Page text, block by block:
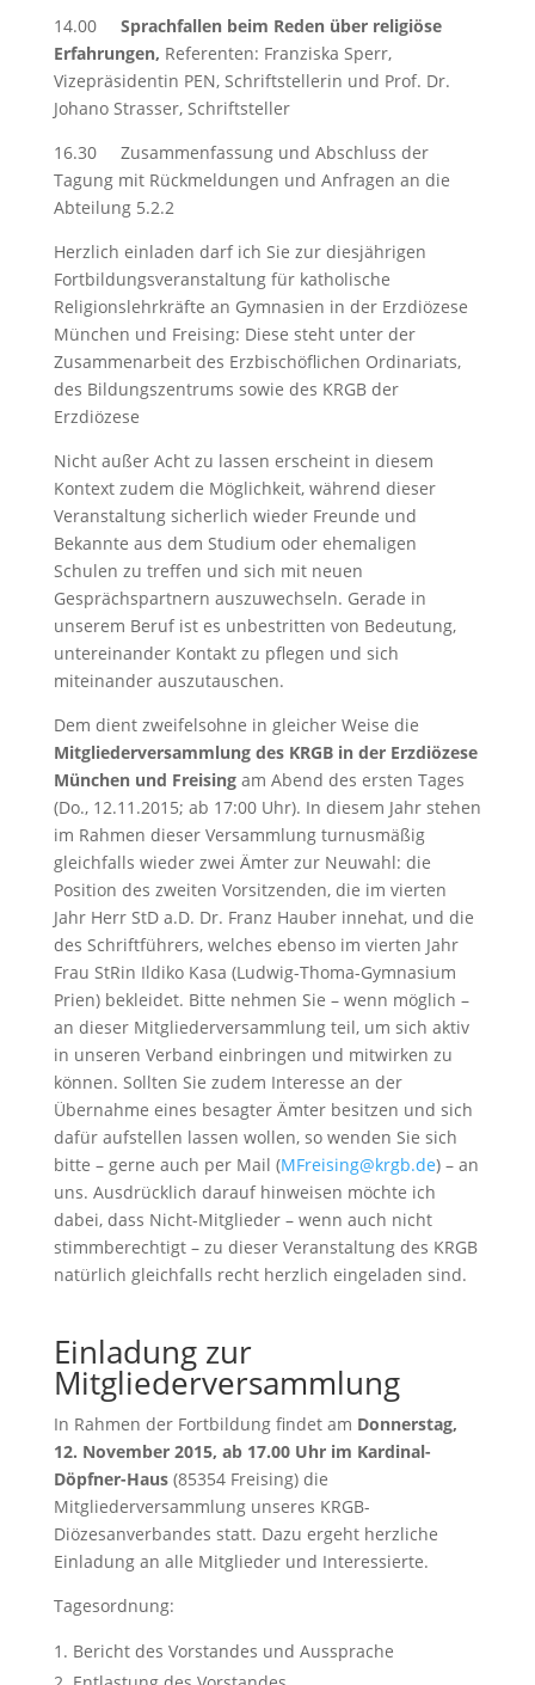
14.00 Sprachfallen beim Reden über religiöse
Erfahrungen, Referenten: Franziska Sperr,
Vizepräsidentin PEN, Schriftstellerin und Prof. Dr.
Johano Strasser, Schriftsteller
16.30 Zusammenfassung und Abschluss der
Tagung mit Rückmeldungen und Anfragen an die
Abteilung 5.2.2
Herzlich einladen darf ich Sie zur diesjährigen
Fortbildungsveranstaltung für katholische
Religionslehrkräfte an Gymnasien in der Erzdiözese
München und Freising: Diese steht unter der
Zusammenarbeit des Erzbischöflichen Ordinariats,
des Bildungszentrums sowie des KRGB der
Erzdiözese
Nicht außer Acht zu lassen erscheint in diesem
Kontext zudem die Möglichkeit, während dieser
Veranstaltung sicherlich wieder Freunde und
Bekannte aus dem Studium oder ehemaligen
Schulen zu treffen und sich mit neuen
Gesprächspartnern auszuwechseln. Gerade in
unserem Beruf ist es unbestritten von Bedeutung,
untereinander Kontakt zu pflegen und sich
miteinander auszutauschen.
Dem dient zweifelsohne in gleicher Weise die
Mitgliederversammlung des KRGB in der Erzdiözese
München und Freisingam Abend des ersten Tages
(Do., 12.11.2015; ab 17:00 Uhr). In diesem Jahr stehen
im Rahmen dieser Versammlung turnusmäßig
gleichfalls wieder zwei Ämter zur Neuwahl: die
Position des zweiten Vorsitzenden, die im vierten
Jahr Herr StD a.D. Dr. Franz Hauber innehat, und die
des Schriftführers, welches ebenso im vierten Jahr
Frau StRin Ildiko Kasa (Ludwig-Thoma-Gymnasium
Prien) bekleidet. Bitte nehmen Sie – wenn möglich –
an dieser Mitgliederversammlung teil, um sich aktiv
in unseren Verband einbringen und mitwirken zu
können. Sollten Sie zudem Interesse an der
Übernahme eines besagter Ämter besitzen und sich
dafür aufstellen lassen wollen, so wenden Sie sich
bitte – gerne auch per Mail (MFreising@krgb.de) – an
uns. Ausdrücklich darauf hinweisen möchte ich
dabei, dass Nicht-Mitglieder – wenn auch nicht
stimmberechtigt – zu dieser Veranstaltung des KRGB
natürlich gleichfalls recht herzlich eingeladen sind.
Einladung zur
Mitgliederversammlung
In Rahmen der Fortbildung findet am Donnerstag,
12. November 2015, ab 17.00 Uhr im Kardinal-
Döpfner-Haus(85354 Freising) die
Mitgliederversammlung unseres KRGB-
Diözesanverbandes statt. Dazu ergeht herzliche
Einladung an alle Mitglieder und Interessierte.
Tagesordnung:
Bericht des Vorstandes und Aussprache